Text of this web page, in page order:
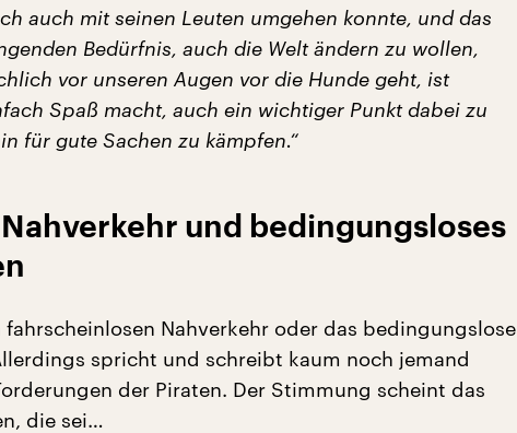
auch mit seinen Leuten umgehen konnte, und das
Bedürfnis, auch die Welt ändern zu wollen,
vor unseren Augen vor die Hunde geht, ist
Spaß macht, auch ein wichtiger Punkt dabei zu
für gute Sachen zu kämpfen.“
und bedingungsloses
Nahverkehr oder das bedingungslose
spricht und schreibt kaum noch jemand
der Piraten. Der Stimmung scheint das
die sei…